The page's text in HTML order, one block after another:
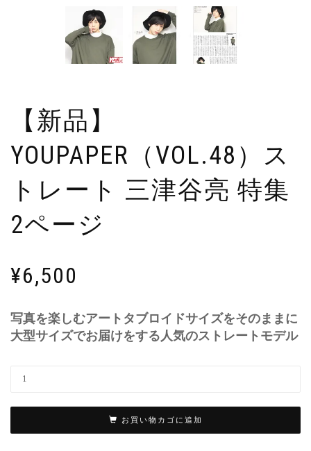
【新品】
YOUPAPER（VOL.48）ス
トレート 三津谷亮 特集
2ページ
¥6,500
写真を楽しむアートタブロイドサイズをそのままに
大型サイズでお届けをする人気のストレートモデル
お買い物カゴに追加